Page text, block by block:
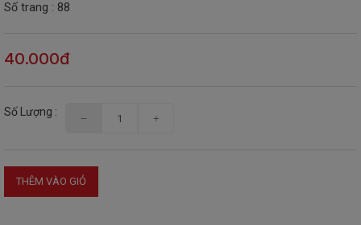
Số trang : 88
40.000đ
Số Lượng :
THÊM VÀO GIỎ